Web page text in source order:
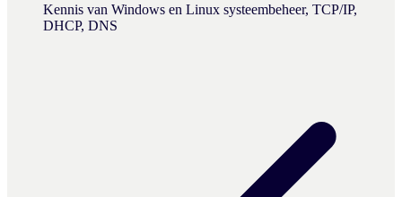
Kennis van Windows en Linux systeembeheer, TCP/IP,
DHCP, DNS